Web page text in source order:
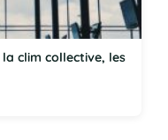
clim collective, les